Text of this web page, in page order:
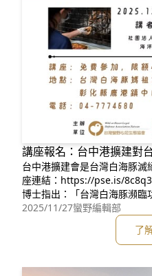
講座報名：台中港擴建對
台中港擴建會是台灣白海豚
座連結：https://pse.is/
博士指出：「台灣白海豚瀕臨
豚當前，無法承受的壓力來源
堤，這些台中港擴建的工程
亞種，且僅存不到50隻的台
減輕或替代方案？🎤透過本
2025/11/27蠻野編輯部
了